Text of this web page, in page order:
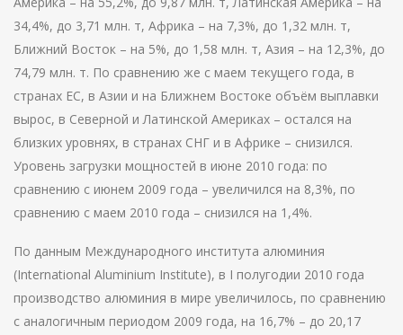
34,4%, до 3,71 млн. т, Африка – на 7,3%, до 1,32 млн. т,
Ближний Восток – на 5%, до 1,58 млн. т, Азия – на 12,3%, до
74,79 млн. т. По сравнению же с маем текущего года, в
странах ЕС, в Азии и на Ближнем Востоке объём выплавки
вырос, в Северной и Латинской Америках – остался на
близких уровнях, в странах СНГ и в Африке – снизился.
Уровень загрузки мощностей в июне 2010 года: по
сравнению с июнем 2009 года – увеличился на 8,3%, по
сравнению с маем 2010 года – снизился на 1,4%.
По данным Международного института алюминия
(International Aluminium Institute), в I полугодии 2010 года
производство алюминия в мире увеличилось, по сравнению
с аналогичным периодом 2009 года, на 16,7% – до 20,17